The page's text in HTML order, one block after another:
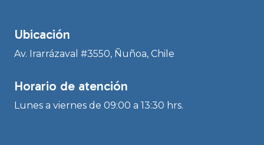
Ubicación
Av. Irarrázaval #3550, Ñuñoa, Chile
Horario de atención
Lunes a viernes de 09:00 a 13:30 hrs.